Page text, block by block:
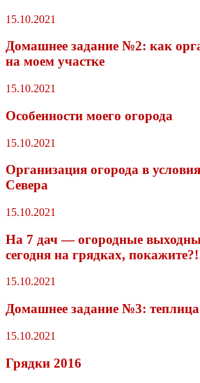
15.10.2021
Домашнее задание №2: как
на моем участке
15.10.2021
Особенности моего огорода
15.10.2021
Организация огорода в
Севера
15.10.2021
На 7 дач — огородные
сегодня на грядках,
15.10.2021
Домашнее задание №3:
15.10.2021
Грядки 2016